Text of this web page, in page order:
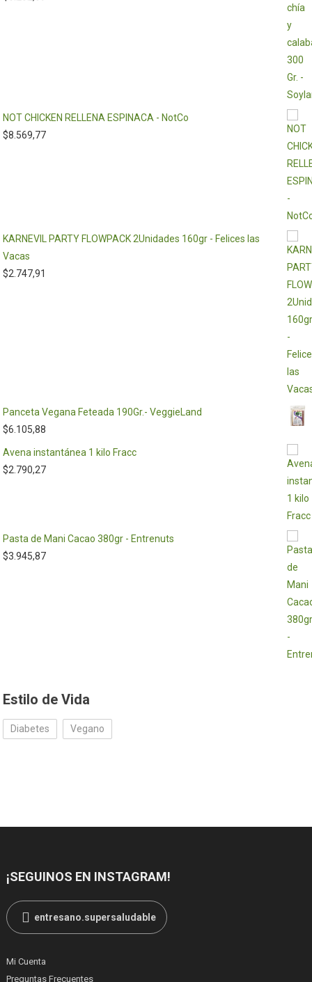
NOT CHICKEN RELLENA ESPINACA - NotCo
$8.569,77
KARNEVIL PARTY FLOWPACK 2Unidades 160gr - Felices las
Vacas
$2.747,91
Panceta Vegana Feteada 190Gr.- VeggieLand
$6.105,88
Avena instantánea 1 kilo Fracc
$2.790,27
Pasta de Mani Cacao 380gr - Entrenuts
$3.945,87
Estilo de Vida
Diabetes Vegano
¡SEGUINOS EN INSTAGRAM!
entresano.supersaludable
Mi Cuenta
Preguntas Frecuentes